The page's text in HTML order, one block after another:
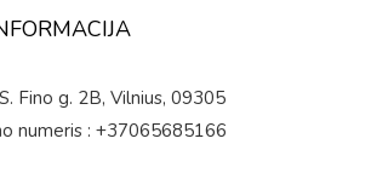
Fino g. 2B, Vilnius, 09305
numeris : +37065685166